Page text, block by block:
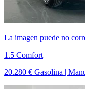
La imagen puede no
1.5 Comfort
20.280 € Gasolina |